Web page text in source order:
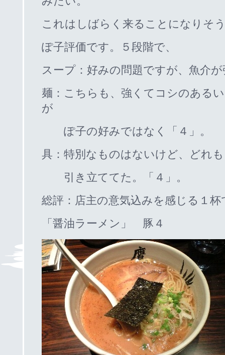
これはしばらく来ることになりそ
ぽ子評価です。５段階で、
スープ：好みの問題ですが、魚介
麺：こちらも、強くてコシのある
が
ぽ子の好みではなく「４」。
具：特別なものはないけど、どれ
引き立ててた。「４」。
総評：店主の意気込みを感じる１
「醤油ラーメン」 豚４